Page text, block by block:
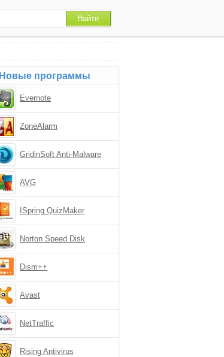
Новые программы
Evernote
ZoneAlarm
GridinSoft Anti-Malware
AVG
ISpring QuizMaker
Norton Speed Disk
Dism++
Avast
NetTraffic
Rising Antivirus